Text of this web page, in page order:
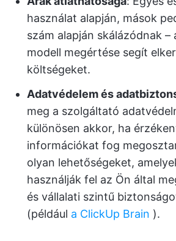
használat alapján, mások
szám alapján skálázódnak –
modell megértése segít
költségeket.
Adatvédelem és
meg a szolgáltató
különösen akkor, ha
információkat fog
olyan lehetőségeket,
használják fel az Ön által
és vállalati szintű
(például a ClickUp Brain ).